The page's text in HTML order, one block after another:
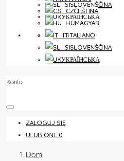
SLOVENŠČINA
УКРАЇНСЬКА
ULUBIONE 0
ČEŠTINA
MAGYAR
ITALIANO
SLOVENŠČINA
УКРАЇНСЬКА
Konto
ZALOGUJ SIĘ
ULUBIONE 0
Dom